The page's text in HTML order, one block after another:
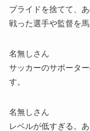
プライドを捨てて、
戦った選手や監督を馬
名無しさん
サッカーのサポータ
す。
名無しさん
レベルが低すぎる。